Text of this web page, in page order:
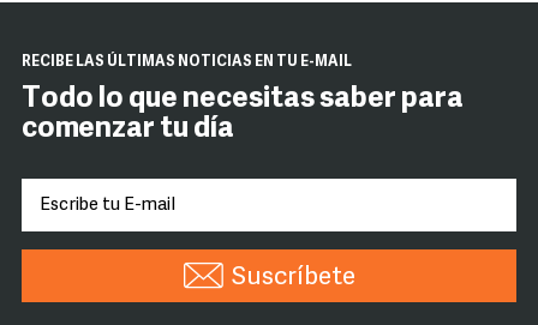
RECIBE LAS ÚLTIMAS NOTICIAS EN TU E-MAIL
Todo lo que necesitas saber para
comenzar tu día
Suscríbete